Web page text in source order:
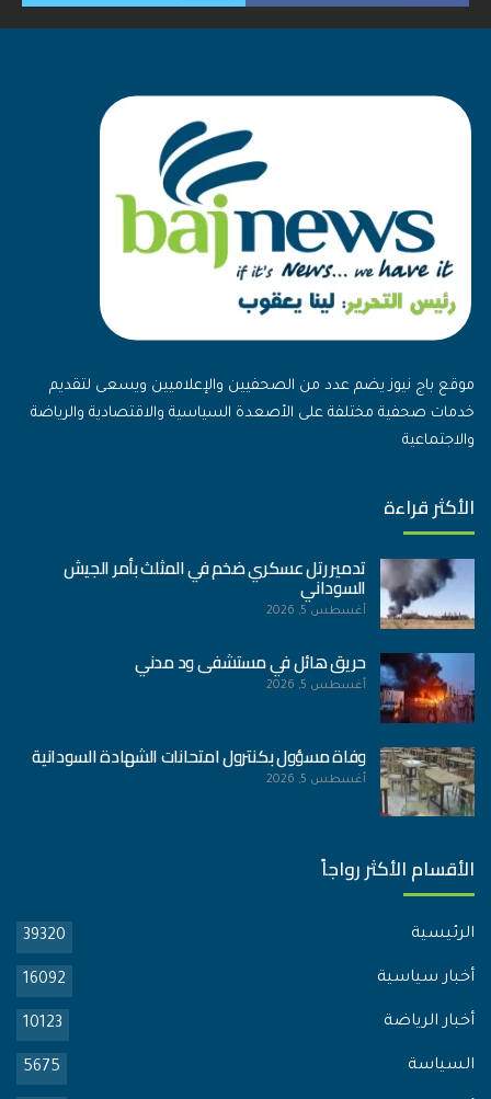
موقع باج نيوز يضم عدد من الصحفيين والإعلاميين ويسعى لتقديم
خدمات صحفية مختلفة على الأصعدة السياسية والاقتصادية والرياضة
والاجتماعية
الأكثر قراءة
تدمير رتل عسكري ضخم في المثلث بأمر الجيش
السوداني
أغسطس 5, 2026
حريق هائل في مستشفى ود مدني
أغسطس 5, 2026
وفاة مسؤول بكنترول امتحانات الشهادة السودانية
أغسطس 5, 2026
الأقسام الأكثر رواجاً
الرئيسية 39320
أخبار سياسية 16092
أخبار الرياضة 10123
السياسة 5675